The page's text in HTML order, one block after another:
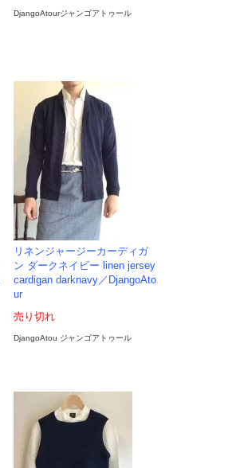
DjangoAtourジャンゴアトゥール
リネンジャージーカーディガ
ン ダークネイビー linen jersey
cardigan darknavy／DjangoAto
ur
売り切れ
DjangoAtou ジャンゴアトゥール